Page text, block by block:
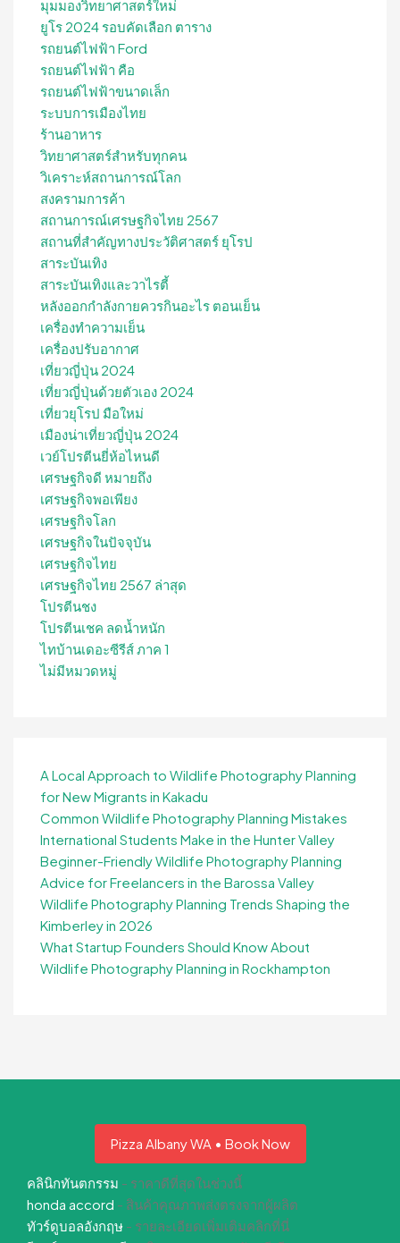
มุมมองวิทยาศาสตร์ใหม่
ยูโร 2024 รอบคัดเลือก ตาราง
รถยนต์ไฟฟ้า Ford
รถยนต์ไฟฟ้า คือ
รถยนต์ไฟฟ้าขนาดเล็ก
ระบบการเมืองไทย
ร้านอาหาร
วิทยาศาสตร์สำหรับทุกคน
วิเคราะห์สถานการณ์โลก
สงครามการค้า
สถานการณ์เศรษฐกิจไทย 2567
สถานที่สําคัญทางประวัติศาสตร์ ยุโรป
สาระบันเทิง
สาระบันเทิงและวาไรตี้
หลังออกกําลังกายควรกินอะไร ตอนเย็น
เครื่องทำความเย็น
เครื่องปรับอากาศ
เที่ยวญี่ปุ่น 2024
เที่ยวญี่ปุ่นด้วยตัวเอง 2024
เที่ยวยุโรป มือใหม่
เมืองน่าเที่ยวญี่ปุ่น 2024
เวย์โปรตีนยี่ห้อไหนดี
เศรษฐกิจดี หมายถึง
เศรษฐกิจพอเพียง
เศรษฐกิจโลก
เศรษฐกิจในปัจจุบัน
เศรษฐกิจไทย
เศรษฐกิจไทย 2567 ล่าสุด
โปรตีนชง
โปรตีนเชค ลดน้ำหนัก
ไทบ้านเดอะซีรีส์ ภาค 1
ไม่มีหมวดหมู่
A Local Approach to Wildlife Photography Planning
for New Migrants in Kakadu
Common Wildlife Photography Planning Mistakes
International Students Make in the Hunter Valley
Beginner-Friendly Wildlife Photography Planning
Advice for Freelancers in the Barossa Valley
Wildlife Photography Planning Trends Shaping the
Kimberley in 2026
What Startup Founders Should Know About
Wildlife Photography Planning in Rockhampton
Pizza Albany WA • Book Now
คลินิกทันตกรรม - ราคาดีที่สุดในช่วงนี้
honda accord - สินค้าคุณภาพส่งตรงจากผู้ผลิต
ทัวร์ดูบอลอังกฤษ - รายละเอียดเพิ่มเติมคลิกที่นี่